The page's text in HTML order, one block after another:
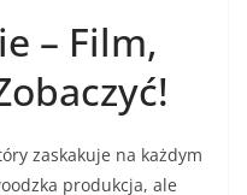
– Film,
zaskakuje na każdym
produkcja, ale